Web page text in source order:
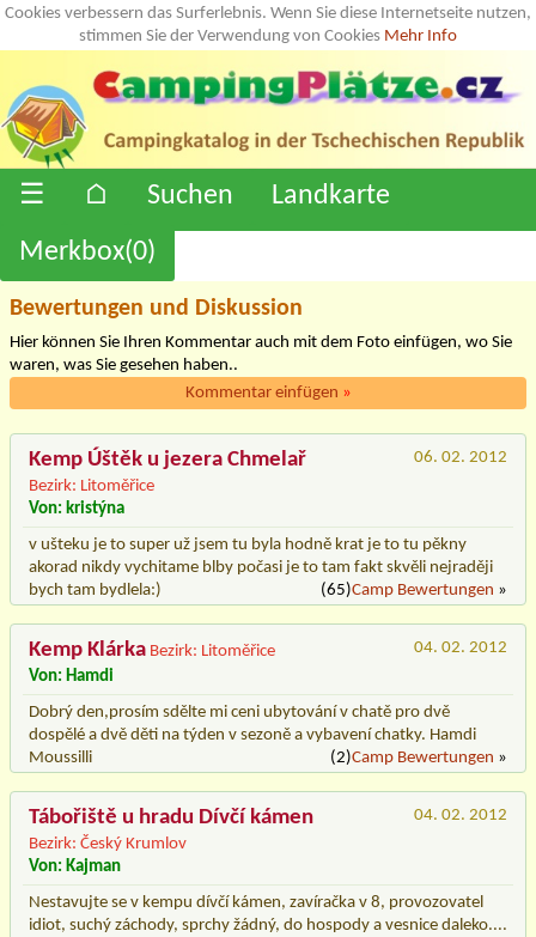
Cookies verbessern das Surferlebnis. Wenn Sie diese Internetseite nutzen,
stimmen Sie der Verwendung von Cookies Mehr Info
☰ ⌂ Suchen
Landkarte
Merkbox(0)
Bewertungen und Diskussion
Hier können Sie Ihren Kommentar auch mit dem Foto einfügen, wo Sie
waren, was Sie gesehen haben..
Kommentar einfügen »
Kemp Úštěk u jezera Chmelař
Bezirk: Litoměřice
06. 02. 2012
Von: kristýna
v ušteku je to super už jsem tu byla hodně krat je to tu pěkny
akorad nikdy vychitame blby počasi je to tam fakt skvěli nejraději
bych tam bydlela:)
(65)Camp Bewertungen »
Kemp Klárka Bezirk: Litoměřice
04. 02. 2012
Von: Hamdi
Dobrý den,prosím sdělte mi ceni ubytování v chatě pro dvě
dospělé a dvě děti na týden v sezoně a vybavení chatky. Hamdi
Moussilli
(2)Camp Bewertungen »
Tábořiště u hradu Dívčí kámen
Bezirk: Český Krumlov
04. 02. 2012
Von: Kajman
Nestavujte se v kempu dívčí kámen, zavíračka v 8, provozovatel
idiot, suchý záchody, sprchy žádný, do hospody a vesnice daleko....